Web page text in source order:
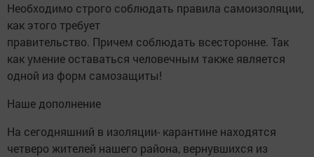
Необходимо строго соблюдать правила самоизоляции,
как этого требует
правительство. Причем соблюдать всесторонне. Так
как умение оставаться человечным также является
одной из форм самозащиты!
Наше дополнение
На сегодняшний в изоляции- карантине находятся
четверо жителей нашего района, вернувшихся из